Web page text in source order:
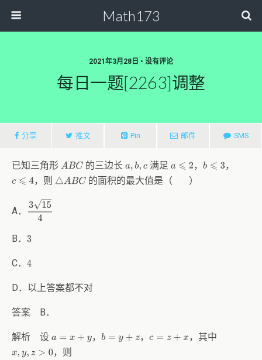
Math173
2021年3月28日 • 没有评论
每日一题[2263]调整
分享 推文 Pin 邮件 SMS
已知三角形 ABC 的三边长 a,b,c 满足 a⩽2 ，b ⩽3 ，
c ⩽4 ，则 △ABC 的面积的最大值是（ ）
A．
3154
B． 3
C． 4
D．以上答案都不对
答案 B．
解析 设 a=x+ y ，b =y+ z ，c =z+ x ，其中
x,y ,z> 0 ，则